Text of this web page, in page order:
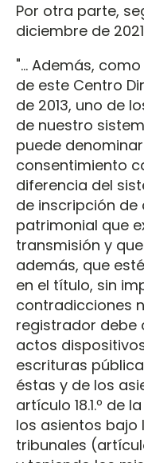
Por otra parte,
diciembre de
"… Además,
de este Centro
de 2013, uno de
de nuestro
puede
consentimiento
diferencia del
de inscripción
patrimonial que
transmisión y
además, que
en el título, sin
contradicciones
registrador debe
actos
escrituras
éstas y de los
artículo 18.1.º de
los asientos bajo
tribunales